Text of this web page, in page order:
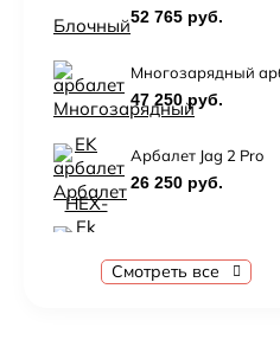
52 765 руб.
Многозарядный
47 250 руб.
Арбалет Jag 2 Pro
26 250 руб.
Блочный арбалет
57 500 руб.
Арбалет ManKung
Смотреть все